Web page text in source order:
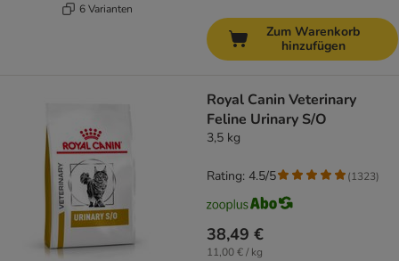
6 Varianten
Zum Warenkorb
hinzufügen
Royal Canin Veterinary
Feline Urinary S/O
3,5 kg
38,49 €
11,00 € / kg
Rating: 4.5/5 (1323)